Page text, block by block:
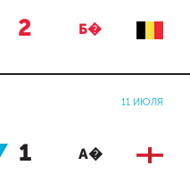
2 Б�
11 ИЮЛЯ
1 А�